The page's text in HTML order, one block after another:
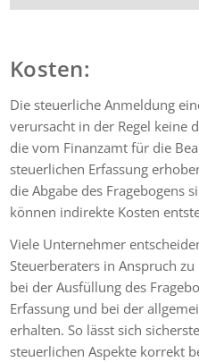
Kosten:
Die steuerliche Anmeldung
verursacht in der Regel keine
die vom Finanzamt für die
steuerlichen Erfassung
die Abgabe des Fragebogens
können indirekte Kosten
Viele Unternehmer
Steuerberaters in Anspruch
bei der Ausfüllung des
Erfassung und bei der
erhalten. So lässt sich
steuerlichen Aspekte korrekt